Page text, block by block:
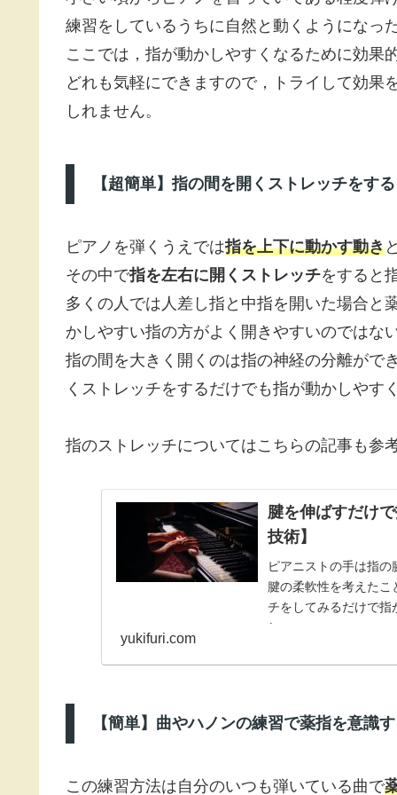
練習をしているうちに自然と動くようになっ
ここでは，指が動かしやすくなるために効果
どれも気軽にできますので，トライして効果
しれません。
【超簡単】指の間を開くストレッチをする
ピアノを弾くうえでは指を上下に動かす動き
その中で指を左右に開くストレッチをすると
多くの人では人差し指と中指を開いた場合と
かしやすい指の方がよく開きやすいのではな
指の間を大きく開くのは指の神経の分離がで
くストレッチをするだけでも指が動かしやす
指のストレッチについてはこちらの記事も参
腱を伸ばすだけ
技術】
ピアニストの手は指
腱の柔軟性を考えた
チをしてみるだけで指
し...
yukifuri.com
【簡単】曲やハノンの練習で薬指を意識
この練習方法は自分のいつも弾いている曲で